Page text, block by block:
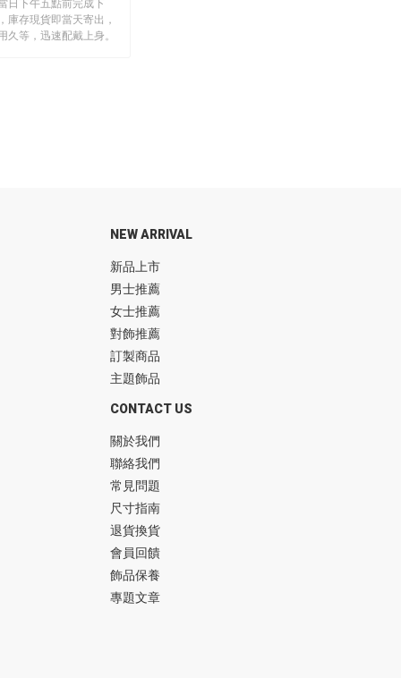
庫存現貨即當天寄出，
久等，迅速配戴上身。
NEW ARRIVAL
新品上市
男士推薦
女士推薦
對飾推薦
訂製商品
主題飾品
CONTACT US
關於我們
聯絡我們
常見問題
尺寸指南
退貨換貨
會員回饋
飾品保養
專題文章